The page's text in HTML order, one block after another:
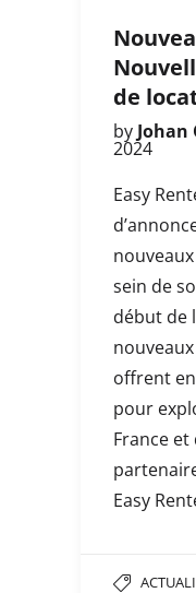
de
byJohan
2024
Easy
sein de
début de
offrent
pour
France et
Easy